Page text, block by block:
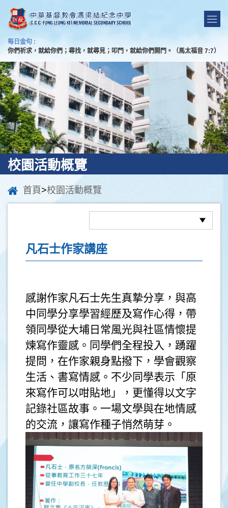
每日金句 :
你們祈求，就給你們；尋找，就尋見；叩門，就給你們開門。（馬太福音 7:7）
校園活動概覽
首頁>校園活動概覽
凡石士作家講座
感謝作家凡石士先生真摯分享，與高
中同學分享學習經歷及寫作心得，帶
領同學從大埔日常風光與社區情懷提
煉寫作靈感。同學們全程投入，踴躍
提問，在作家親身點撥下，學會觀察
生活、書寫情感。不少同學表示「原
來寫作可以咁貼地」，更懂得以文字
記錄社區故事。一場文學與在地情感
的交流，讓寫作種子悄然萌芽。